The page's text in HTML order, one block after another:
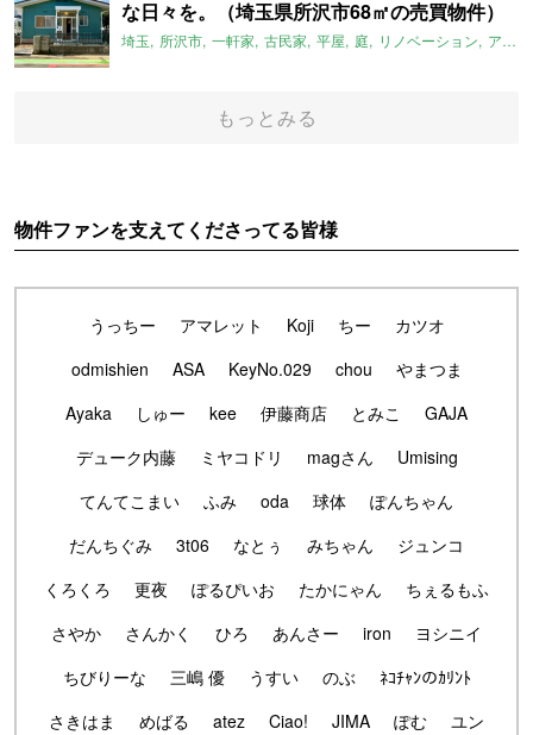
な日々を。（埼玉県所沢市68㎡の売買物件）
埼玉 所沢市 一軒家 古民家 平屋 庭 リノベーション アメリカンハウス
もっとみる
物件ファンを支えてくださってる皆様
うっちー アマレット Koji ちー
カツオ
odmishien
ASA KeyNo.029 chou
やまつま
Ayaka
しゅー kee 伊藤商店 とみこ
GAJA
デューク内藤
ミヤコドリ magさん
Umising
てんてこまい
ふみ oda 球体
ぽんちゃん
だんちぐみ
3t06 なとぅ みちゃん
ジュンコ
くろくろ
更夜 ぽるぴいお たかにゃん
ちぇるもふ
さやか
さんかく ひろ あんさー iron
ヨシニイ
ちびりーな
三嶋 優 うすい のぶ
ﾈｺﾁｬﾝのｶﾘﾝﾄ
さきはま
めばる atez Ciao! JIMA ぽむ
ユン